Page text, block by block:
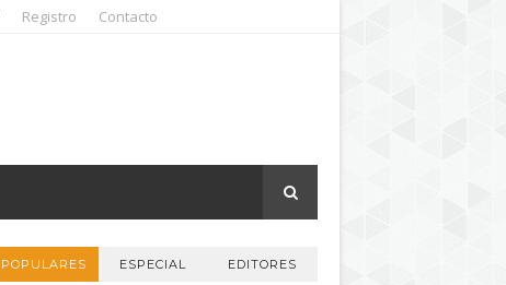
Registro Contacto
POPULARES ESPECIAL EDITORES